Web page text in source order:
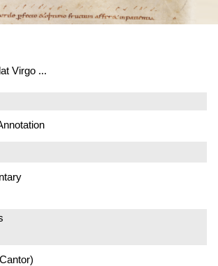
Virgo ...